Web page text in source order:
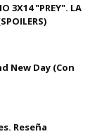
3X14 "PREY". LA
New Day (Con
Reseña